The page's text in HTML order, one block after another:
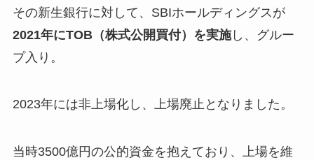
その新生銀行に対して、SBIホールディングスが
2021年にTOB（株式公開買付）を実施し、グルー
プ入り。
2023年には非上場化し、上場廃止となりました。
当時3500億円の公的資金を抱えており、上場を維